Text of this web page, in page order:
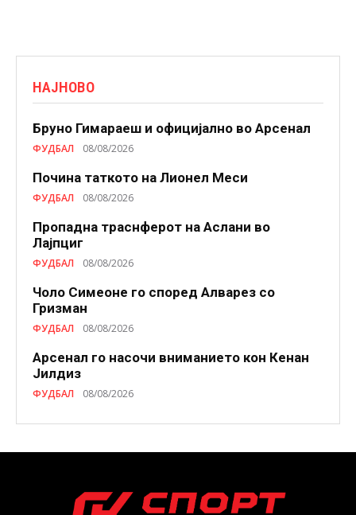
НАЈНОВО
Бруно Гимараеш и официјално во Арсенал
ФУДБАЛ 08/08/2026
Почина таткото на Лионел Меси
ФУДБАЛ 08/08/2026
Пропадна траснферот на Аслани во
Лајпциг
ФУДБАЛ 08/08/2026
Чоло Симеоне го според Алварез со
Гризман
ФУДБАЛ 08/08/2026
Арсенал го насочи вниманието кон Кенан
Јилдиз
ФУДБАЛ 08/08/2026